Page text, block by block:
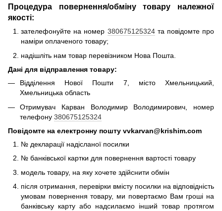
Процедура повернення/обміну товару належної
якості:
зателефонуйте на номер 380675125324та повідомте про
наміри оплаченого товару;
надішліть нам товар перевізником Нова Пошта.
Дані для відправлення товару:
Відділення Нової Пошти 7, місто Хмельницький,
Хмельницька область
Отримувач Карван Володимир Володимирович, номер
телефону 380675125324
Повідомте на електронну пошту vvkarvan@krishim.com
№ декларації надісланої посилки
№ банківської картки для повернення вартості товару
модель товару, на яку хочете здійснити обмін
після отримання, перевірки вмісту посилки на відповідність
умовам повернення товару, ми повертаємо Вам гроші на
банківську карту або надсилаємо інший товар протягом